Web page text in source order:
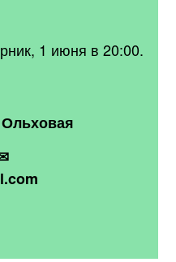
1 июня в 20:00.
.com